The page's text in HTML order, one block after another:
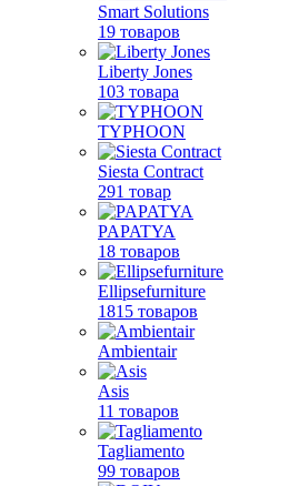
Smart Solutions
19 товаров
Liberty Jones
103 товара
TYPHOON
Siesta Contract
291 товар
PAPATYA
18 товаров
Ellipsefurniture
1815 товаров
Ambientair
Asis
11 товаров
Tagliamento
99 товаров